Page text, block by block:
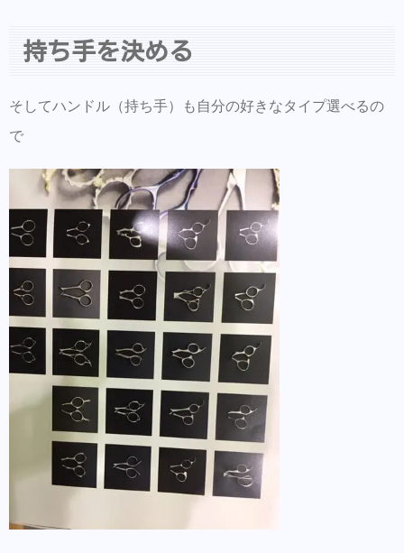
持ち手を決める
そしてハンドル（持ち手）も自分の好きなタイプ選べるの
で